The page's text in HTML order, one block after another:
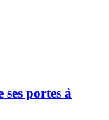
portes à